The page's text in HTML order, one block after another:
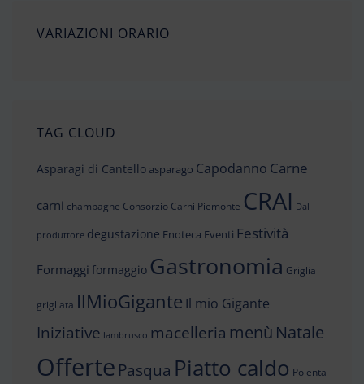
VARIAZIONI ORARIO
TAG CLOUD
Asparagi di Cantello asparago Capodanno Carne
carni champagne Consorzio Carni Piemonte CRAI Dal
produttore degustazione Enoteca Eventi Festività
Formaggi formaggio Gastronomia Griglia
grigliata IlMioGigante Il mio Gigante
Iniziative lambrusco macelleria menù Natale
Offerte Pasqua Piatto caldo Polenta